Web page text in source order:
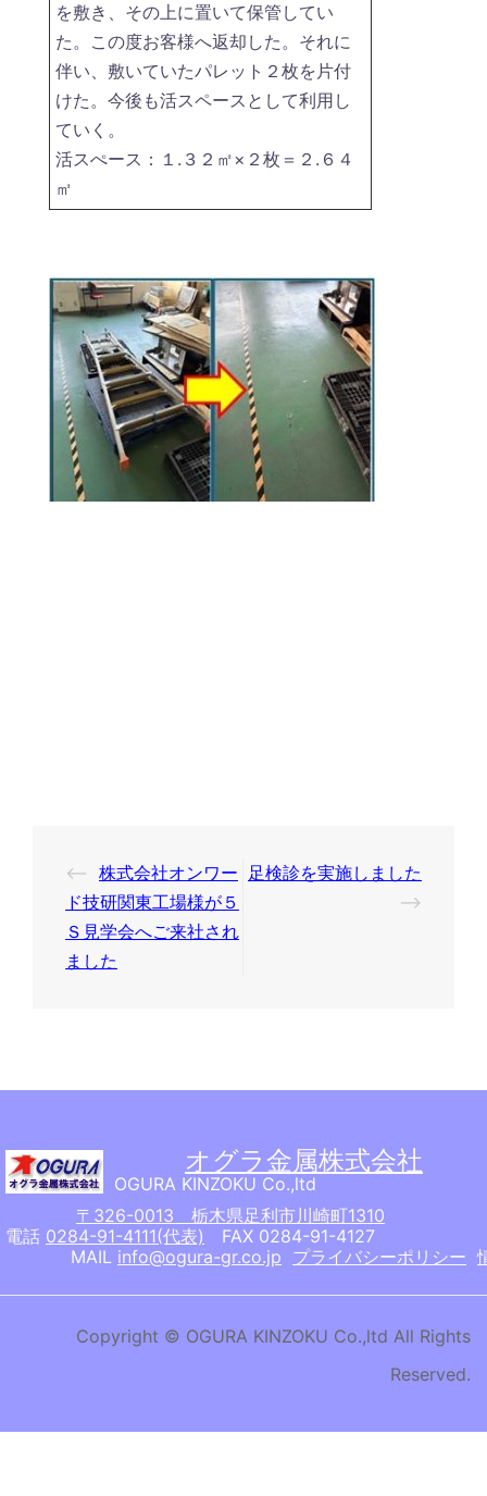
を敷き、その上に置いて保管してい
た。この度お客様へ返却した。それに
伴い、敷いていたパレット２枚を片付
けた。今後も活スペースとして利用し
ていく。
活スぺース：１.３２㎡×２枚＝２.６４
㎡
投
稿
ナ
ビ
ョ
⟵ 株式会社オンワー
ド技研関東工場様が５
Ｓ見学会へご来社され
ました
足検診を実施しました
⟶
オグラ金属株式会社
OGURA KINZOKU Co.,ltd
〒326-0013 栃木県足利市川崎町1310
電話 0284-91-4111(代表) FAX 0284-91-4127
MAIL info@ogura-gr.co.jp プライバシーポリシー
Copyright © OGURA KINZOKU Co.,ltd All Rights
Reserved.